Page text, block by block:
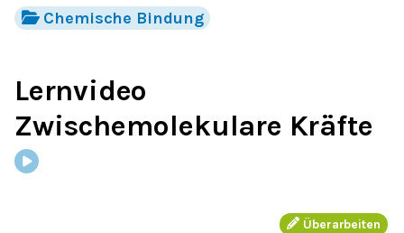
Chemische Bindung
Lernvideo
Zwischemolekulare Kräfte
Überarbeiten